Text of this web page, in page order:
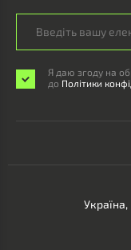
Я даю згоду на
до Політики
Україна,